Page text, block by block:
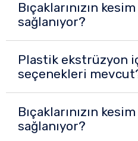
Bıçaklarınızın
sağlanıyor?
Plastik ekstrüzyon
seçenekleri
Bıçaklarınızın
sağlanıyor?